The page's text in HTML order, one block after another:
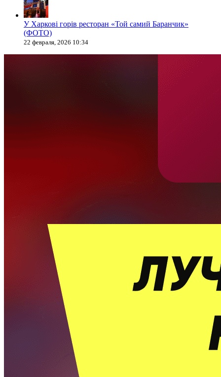
У Харкові горів ресторан «Той самий Баранчик»
(ФОТО)
22 февраля, 2026 10:34